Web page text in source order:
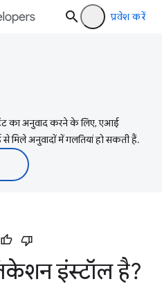
प्रवेश करें
का अनुवाद करने के लिए, एआई
मिले अनुवादों में गलतियां हो सकती हैं.
इंस्टॉल है?